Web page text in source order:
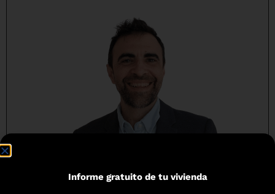
Informe gratuito de tu vivienda